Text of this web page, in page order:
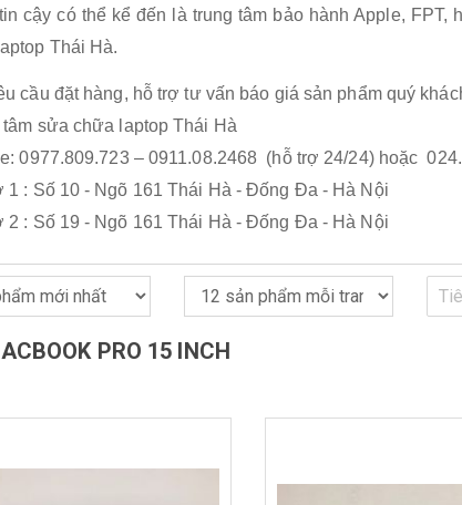
cậy có thể kể đến là trung tâm bảo hành Apple,
Thái Hà.
cầu đặt hàng, hỗ trợ tư vấn báo giá sản phẩm quý
tâm sửa chữa laptop Thái Hà
0977.809.723 – 0911.08.2468 (hỗ trợ 24/24) hoặc
1 : Số 10 - Ngõ 161 Thái Hà - Đống Đa - Hà Nội
2 : Số 19 - Ngõ 161 Thái Hà - Đống Đa - Hà Nội
PRO 15 INCH